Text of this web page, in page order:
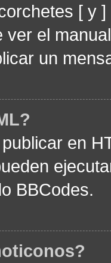
[ y
ver el
un
en
BBCodes.